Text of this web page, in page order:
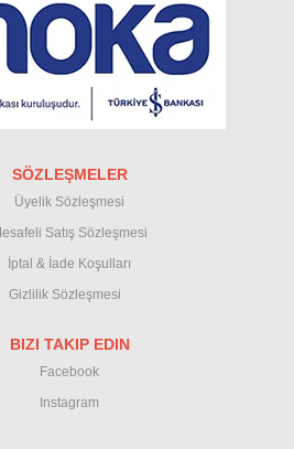
SÖZLEŞMELER
Üyelik Sözleşmesi
esafeli Satış Sözleşmesi
İptal & İade Koşulları
Gizlilik Sözleşmesi
BIZI TAKIP EDIN
Facebook
Instagram